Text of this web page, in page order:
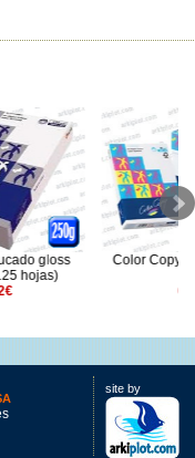
Copy 200gr A4 (5x250
site by